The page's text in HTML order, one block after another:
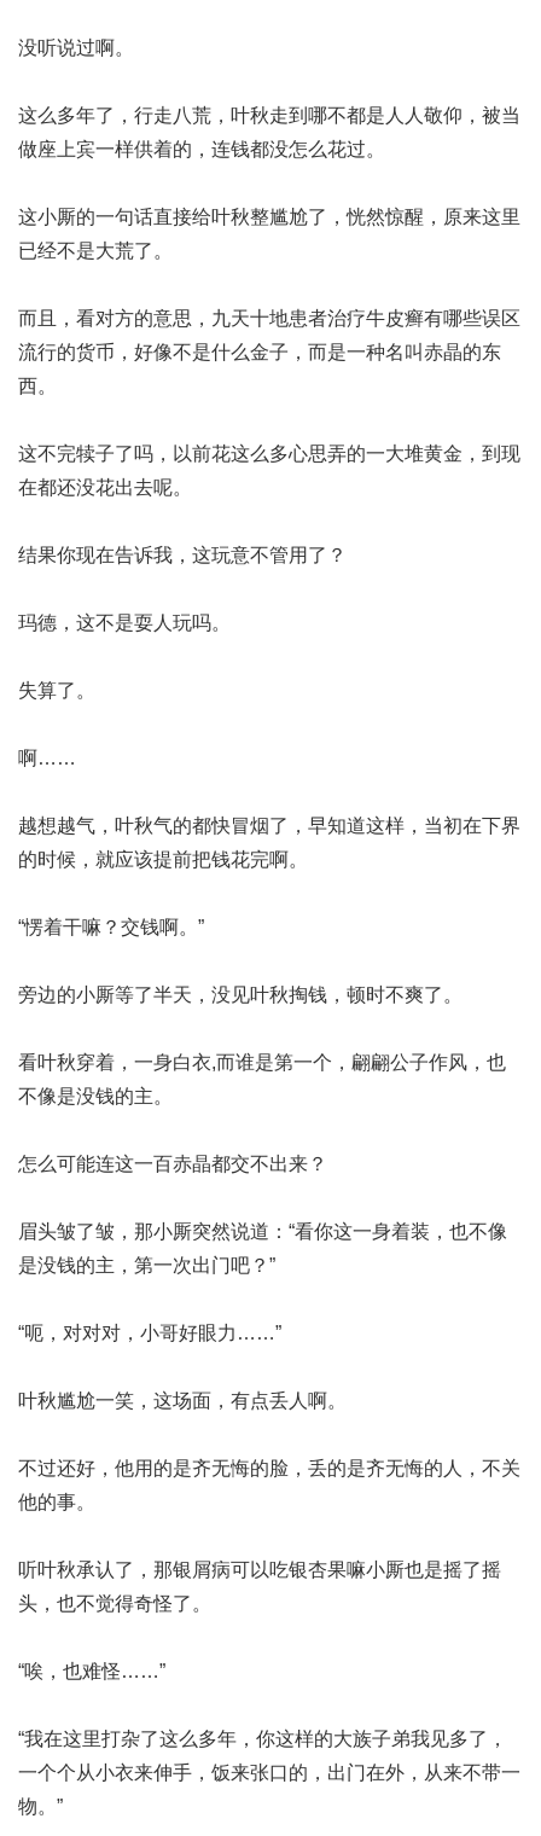
没听说过啊。
这么多年了，行走八荒，叶秋走到哪不都是人人敬仰，被当
做座上宾一样供着的，连钱都没怎么花过。
这小厮的一句话直接给叶秋整尴尬了，恍然惊醒，原来这里
已经不是大荒了。
而且，看对方的意思，九天十地患者治疗牛皮癣有哪些误区
流行的货币，好像不是什么金子，而是一种名叫赤晶的东
西。
这不完犊子了吗，以前花这么多心思弄的一大堆黄金，到现
在都还没花出去呢。
结果你现在告诉我，这玩意不管用了？
玛德，这不是耍人玩吗。
失算了。
啊……
越想越气，叶秋气的都快冒烟了，早知道这样，当初在下界
的时候，就应该提前把钱花完啊。
“愣着干嘛？交钱啊。”
旁边的小厮等了半天，没见叶秋掏钱，顿时不爽了。
看叶秋穿着，一身白衣,而谁是第一个 ，翩翩公子作风，也
不像是没钱的主。
怎么可能连这一百赤晶都交不出来？
眉头皱了皱，那小厮突然说道：“看你这一身着装，也不像
是没钱的主，第一次出门吧？”
“呃，对对对，小哥好眼力……”
叶秋尴尬一笑，这场面，有点丢人啊。
不过还好，他用的是齐无悔的脸，丢的是齐无悔的人，不关
他的事。
听叶秋承认了，那银屑病可以吃银杏果嘛小厮也是摇了摇
头，也不觉得奇怪了。
“唉，也难怪……”
“我在这里打杂了这么多年，你这样的大族子弟我见多了，
一个个从小衣来伸手，饭来张口的，出门在外，从来不带一
物。”